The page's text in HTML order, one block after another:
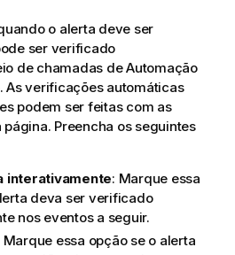
o alerta deve ser
ser verificado
de chamadas de Automação
As verificações automáticas
podem ser feitas com as
Preencha os seguintes
interativamente: Marque essa
deva ser verificado
nos eventos a seguir.
Marque essa opção se o alerta